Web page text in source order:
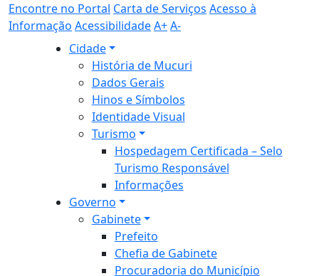
Encontre no Portal Carta de Serviços Acesso à
Informação AcessibilidadeA+A-
Cidade
História de Mucuri
Dados Gerais
Hinos e Símbolos
Identidade Visual
Turismo
Hospedagem Certificada – Selo
Turismo Responsável
Informações
Governo
Gabinete
Prefeito
Chefia de Gabinete
Procuradoria do Município